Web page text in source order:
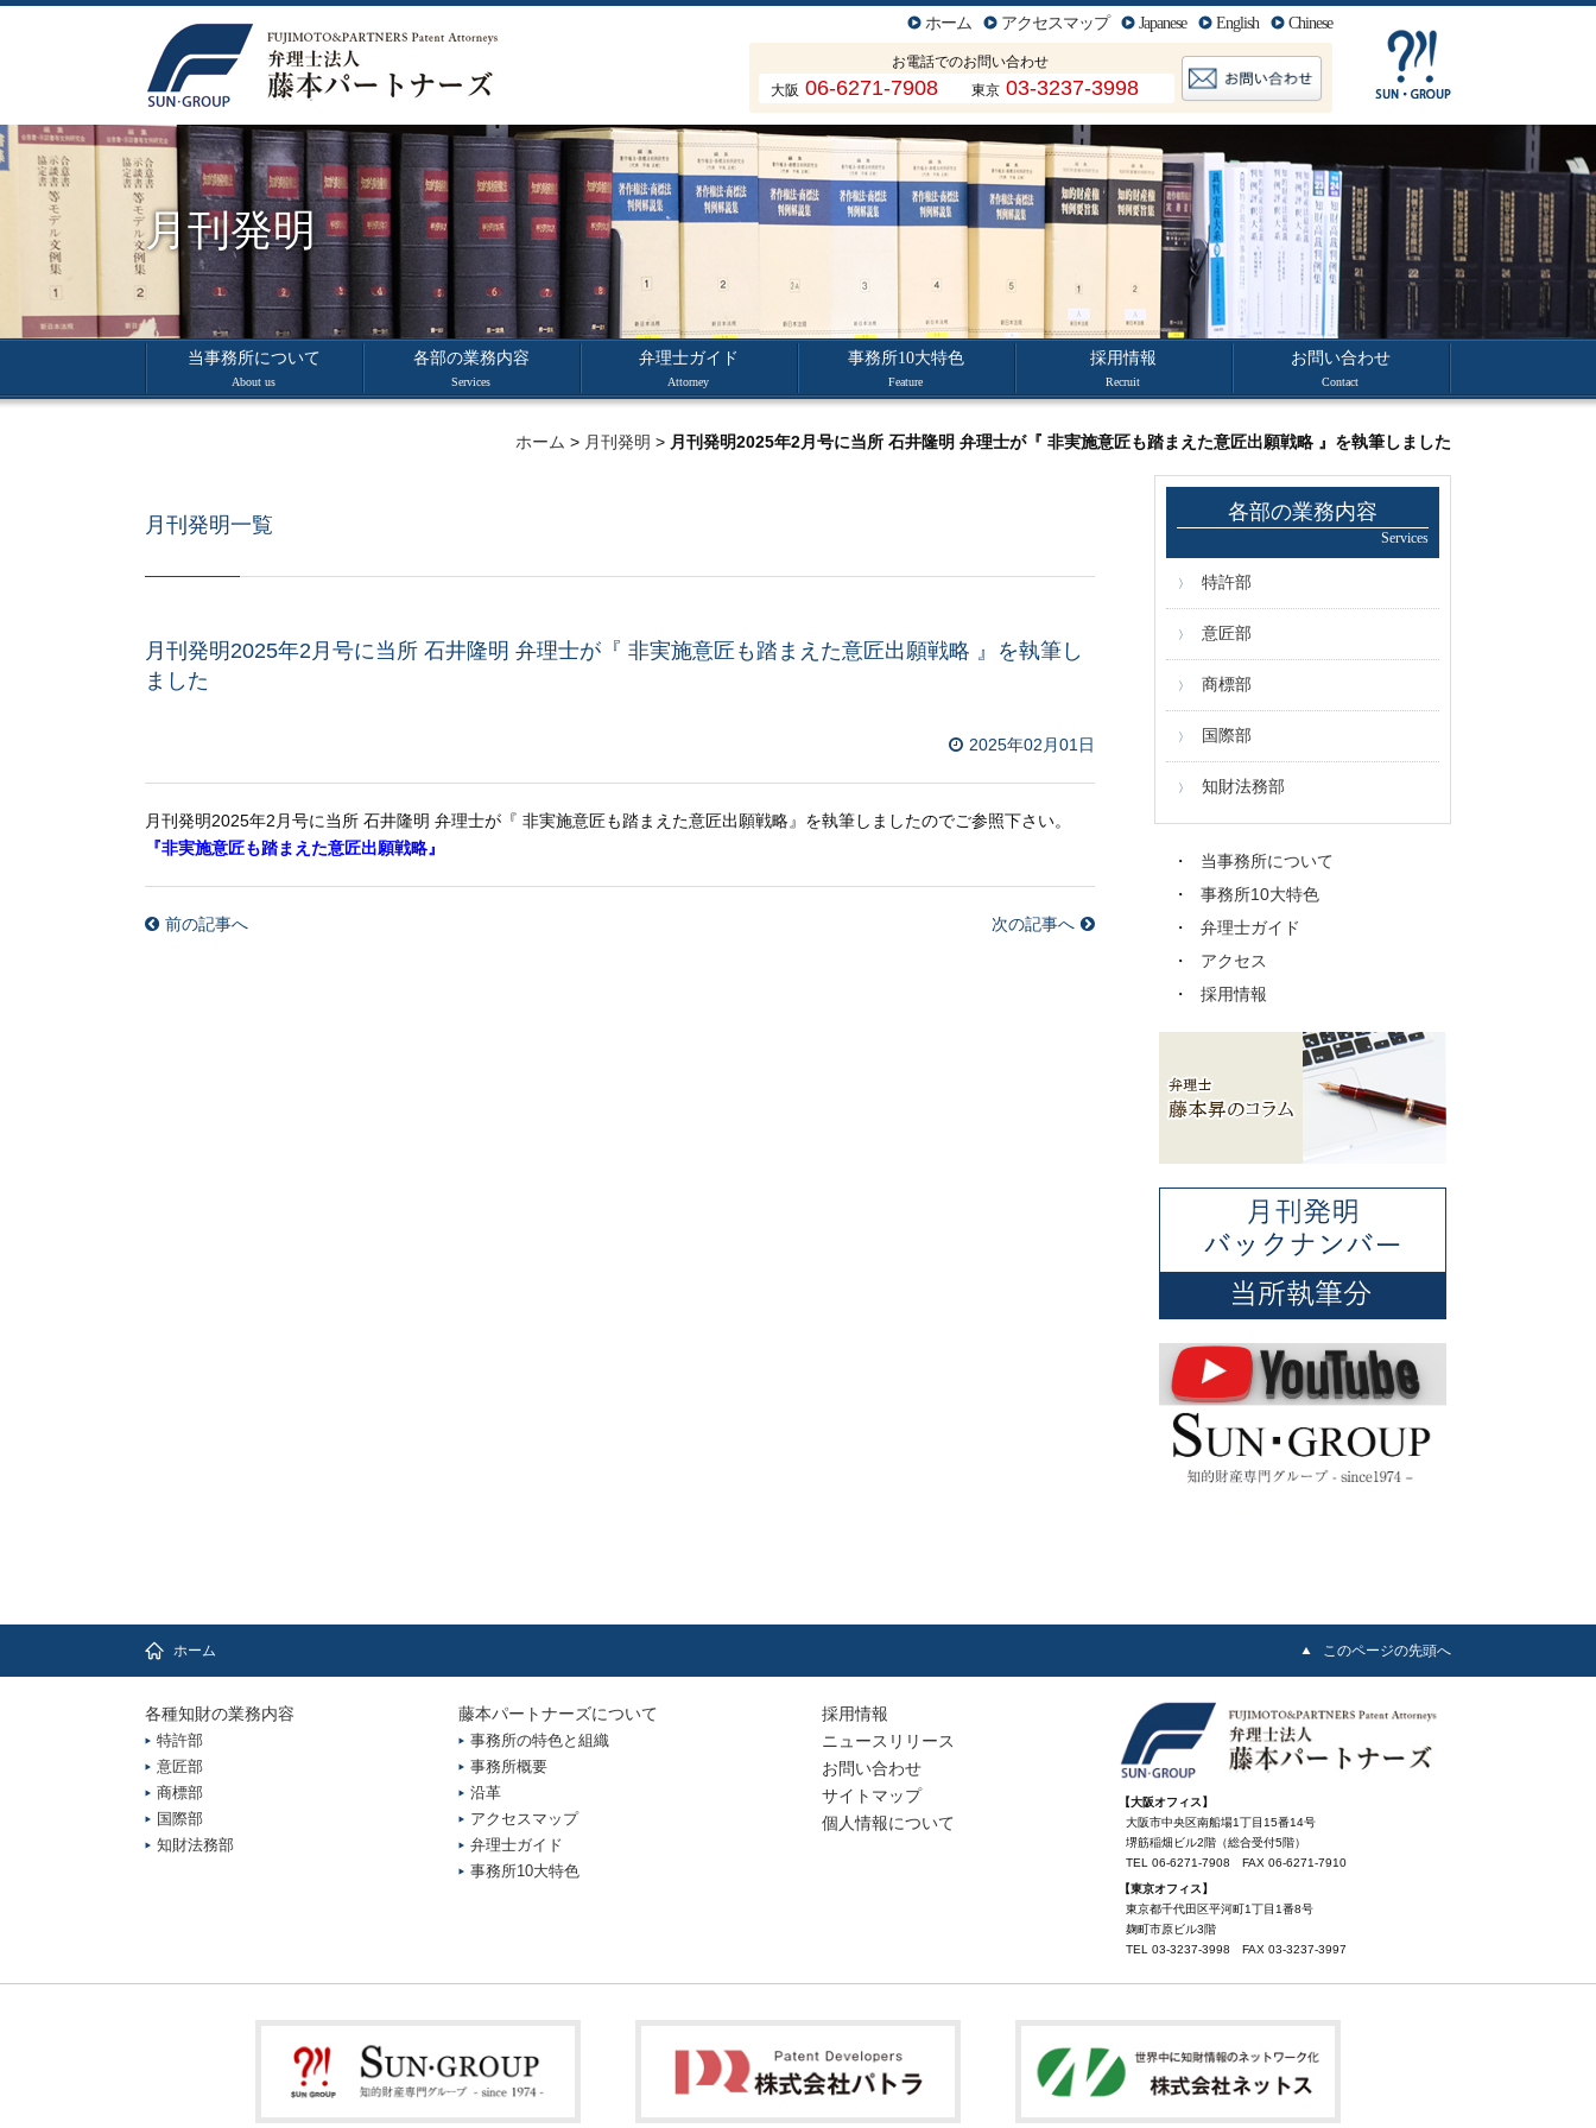
ホーム アクセスマップ Japanese English Chinese
お電話でのお問い合わせ
大阪 06-6271-7908 東京 03-3237-3998
月刊発明
当事務所について
About us
各部の業務内容
Services
弁理士ガイド
Attorney
事務所10大特色
Feature
採用情報
Recruit
お問い合わせ
Contact
ホーム > 月刊発明 > 月刊発明2025年2月号に当所 石井隆明 弁理士が『 非実施意匠も踏まえた意匠出願戦略 』を執筆しました
月刊発明一覧
月刊発明2025年2月号に当所 石井隆明 弁理士が『 非実施意匠も踏まえた意匠出願戦略 』を執筆し
ました
2025年02月01日
月刊発明2025年2月号に当所 石井隆明 弁理士が『 非実施意匠も踏まえた意匠出願戦略』を執筆しましたのでご参照下さい。
『非実施意匠も踏まえた意匠出願戦略』
前の記事へ 次の記事へ
各部の業務内容
Services
特許部
意匠部
商標部
国際部
知財法務部
当事務所について
事務所10大特色
弁理士ガイド
アクセス
採用情報
ホーム このページの先頭へ
各種知財の業務内容
特許部
意匠部
商標部
国際部
知財法務部
藤本パートナーズについて
事務所の特色と組織
事務所概要
沿革
アクセスマップ
弁理士ガイド
事務所10大特色
採用情報
ニュースリリース
お問い合わせ
サイトマップ
個人情報について
【大阪オフィス】
大阪市中央区南船場1丁目15番14号
堺筋稲畑ビル2階（総合受付5階）
TEL 06-6271-7908 FAX 06-6271-7910
【東京オフィス】
東京都千代田区平河町1丁目1番8号
麹町市原ビル3階
TEL 03-3237-3998 FAX 03-3237-3997